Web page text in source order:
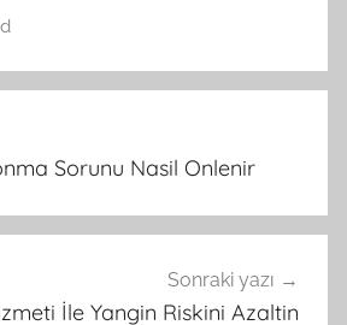
Sorunu Nasil Onlenir
Sonraki yazı
İle Yangin Riskini Azaltin